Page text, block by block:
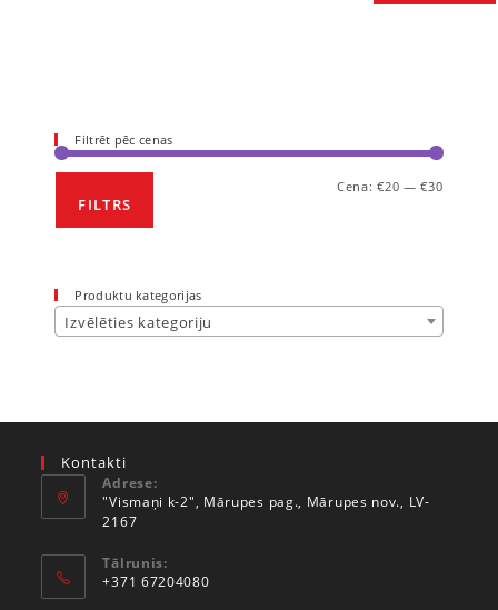
Filtrēt pēc cenas
FILTRS
Cena:€20 —€30
Produktu kategorijas
Izvēlēties kategoriju
Kontakti
Adrese:
"Vismaņi k-2", Mārupes pag., Mārupes nov., LV-
2167
Tālrunis:
+371 67204080